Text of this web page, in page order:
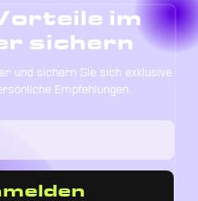
im
sichern
und sichern Sie sich exklusive
Empfehlungen.